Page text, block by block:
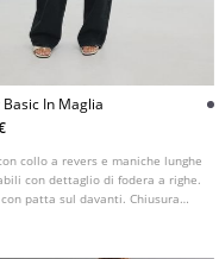
In Maglia
collo a revers e maniche lunghe
con dettaglio di fodera a righe.
patta sul davanti. Chiusura